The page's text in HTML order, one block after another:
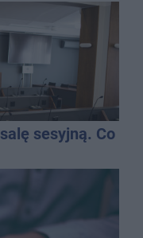
sesyjną. Co